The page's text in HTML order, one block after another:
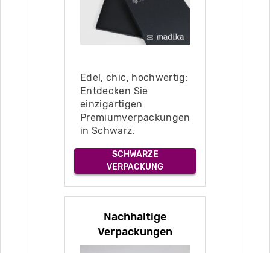
Edel, chic, hochwertig:
Entdecken Sie
einzigartigen
Premiumverpackungen
in Schwarz.
SCHWARZE
VERPACKUNG
Nachhaltige
Verpackungen